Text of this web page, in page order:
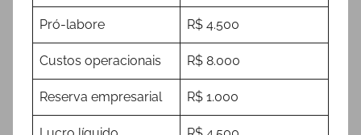
Pró-labore R$ 4.500
Custos operacionais R$ 8.000
Reserva empresarial R$ 1.000